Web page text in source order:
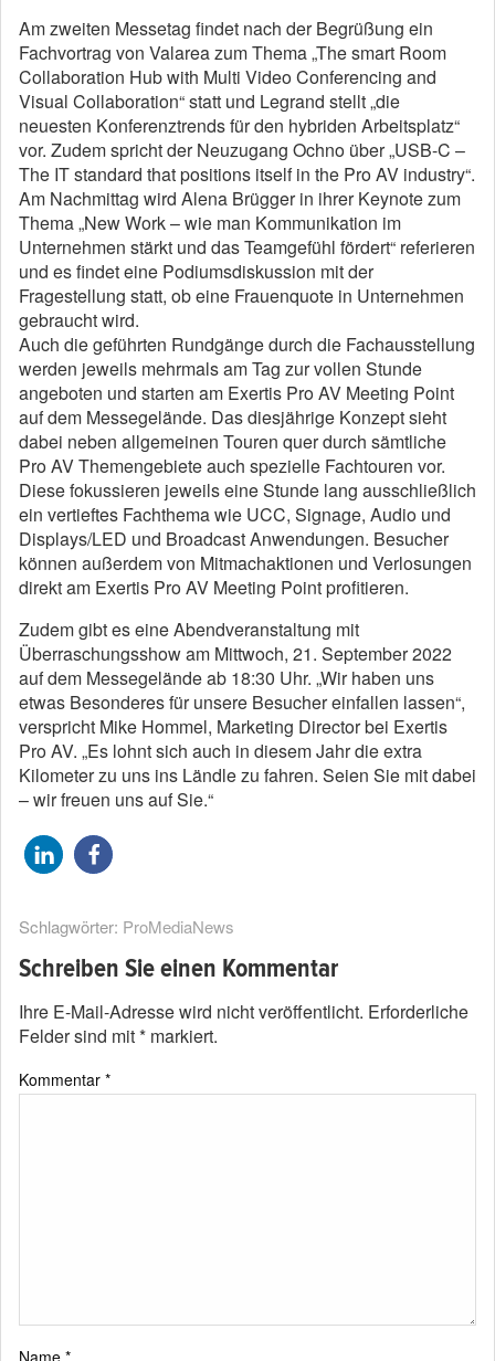
Am zweiten Messetag findet nach der Begrüßung ein
Fachvortrag von Valarea zum Thema „The smart Room
Collaboration Hub with Multi Video Conferencing and
Visual Collaboration“ statt und Legrand stellt „die
neuesten Konferenztrends für den hybriden Arbeitsplatz“
vor. Zudem spricht der Neuzugang Ochno über „USB-C –
The IT standard that positions itself in the Pro AV industry“.
Am Nachmittag wird Alena Brügger in ihrer Keynote zum
Thema „New Work – wie man Kommunikation im
Unternehmen stärkt und das Teamgefühl fördert“ referieren
und es findet eine Podiumsdiskussion mit der
Fragestellung statt, ob eine Frauenquote in Unternehmen
gebraucht wird.
Auch die geführten Rundgänge durch die Fachausstellung
werden jeweils mehrmals am Tag zur vollen Stunde
angeboten und starten am Exertis Pro AV Meeting Point
auf dem Messegelände. Das diesjährige Konzept sieht
dabei neben allgemeinen Touren quer durch sämtliche
Pro AV Themengebiete auch spezielle Fachtouren vor.
Diese fokussieren jeweils eine Stunde lang ausschließlich
ein vertieftes Fachthema wie UCC, Signage, Audio und
Displays/LED und Broadcast Anwendungen. Besucher
können außerdem von Mitmachaktionen und Verlosungen
direkt am Exertis Pro AV Meeting Point profitieren.
Zudem gibt es eine Abendveranstaltung mit
Überraschungsshow am Mittwoch, 21. September 2022
auf dem Messegelände ab 18:30 Uhr. „Wir haben uns
etwas Besonderes für unsere Besucher einfallen lassen“,
verspricht Mike Hommel, Marketing Director bei Exertis
Pro AV. „Es lohnt sich auch in diesem Jahr die extra
Kilometer zu uns ins Ländle zu fahren. Seien Sie mit dabei
– wir freuen uns auf Sie.“
Schlagwörter: ProMediaNews
Schreiben Sie einen Kommentar
Ihre E-Mail-Adresse wird nicht veröffentlicht. Erforderliche
Felder sind mit* markiert.
Kommentar *
Name *